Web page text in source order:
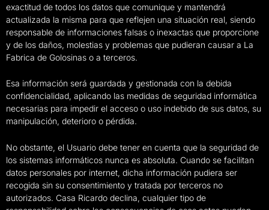
exactitud de todos los datos que comunique y mantendrá
actualizada la misma para que reflejen una situación real, siendo
responsable de informaciones falsas o inexactas que proporcione
y de los daños, molestias y problemas que pudieran causar a La
Fabrica de Golosinas o a terceros.
Esa información será guardada y gestionada con la debida
confidencialidad, aplicando las medidas de seguridad informática
necesarias para impedir el acceso o uso indebido de sus datos, su
manipulación, deterioro o pérdida.
No obstante, el Usuario debe tener en cuenta que la seguridad de
los sistemas informáticos nunca es absoluta. Cuando se facilitan
datos personales por internet, dicha información pudiera ser
recogida sin su consentimiento y tratada por terceros no
autorizados. Casa Ricardo declina, cualquier tipo de